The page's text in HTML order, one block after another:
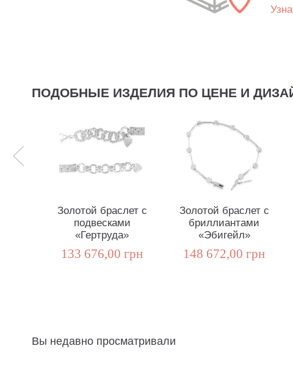
ПОДОБНЫЕ ИЗДЕЛИЯ ПО ЦЕНЕ И
Золотой браслет с
подвесками
«Гертруда»
133 676,00 грн
Золотой браслет с
бриллиантами
«Эбигейл»
148 672,00 грн
Вы недавно просматривали